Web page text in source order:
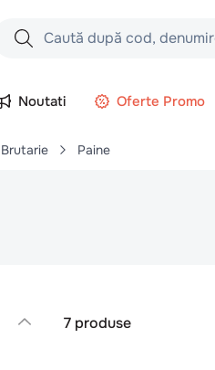
Caută după cod, denumire
Căutări populare
ceafa
Noutati Oferte Promo
Brutarie Paine
7 produse